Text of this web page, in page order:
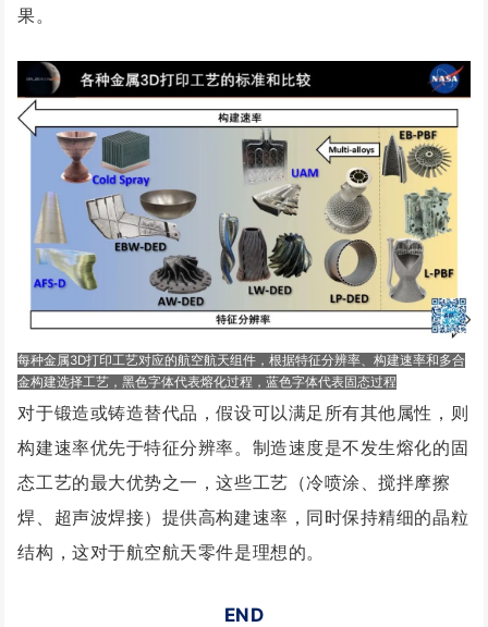
果。
每种金属3D打印工艺对应的航空航天组件，根据特征分辨率、构建速率和多合
金构建选择工艺，黑色字体代表熔化过程，蓝色字体代表固态过程
对于锻造或铸造替代品，假设可以满足所有其他属性，则
构建速率优先于特征分辨率。制造速度是不发生熔化的固
态工艺的最大优势之一，这些工艺（冷喷涂、搅拌摩擦
焊、超声波焊接）提供高构建速率，同时保持精细的晶粒
结构，这对于航空航天零件是理想的。
END